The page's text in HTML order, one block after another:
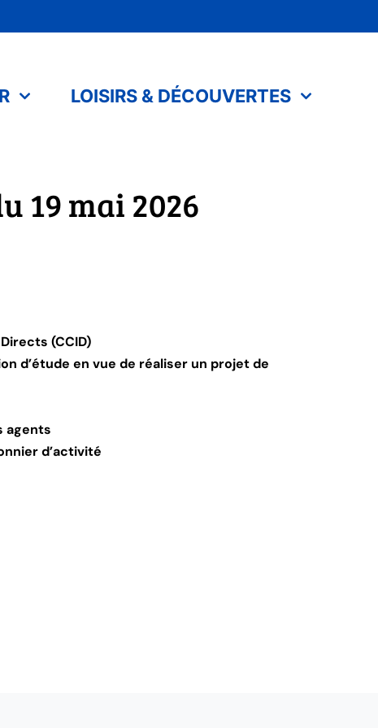
LOISIRS & DÉCOUVERTES
19 mai 2026
(CCID)
d’étude en vue de réaliser un projet de
agents
d’activité